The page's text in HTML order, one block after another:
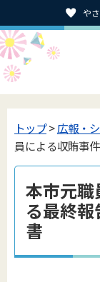
や
トップ>広報・
員による収賄事
本市元
る最終
書